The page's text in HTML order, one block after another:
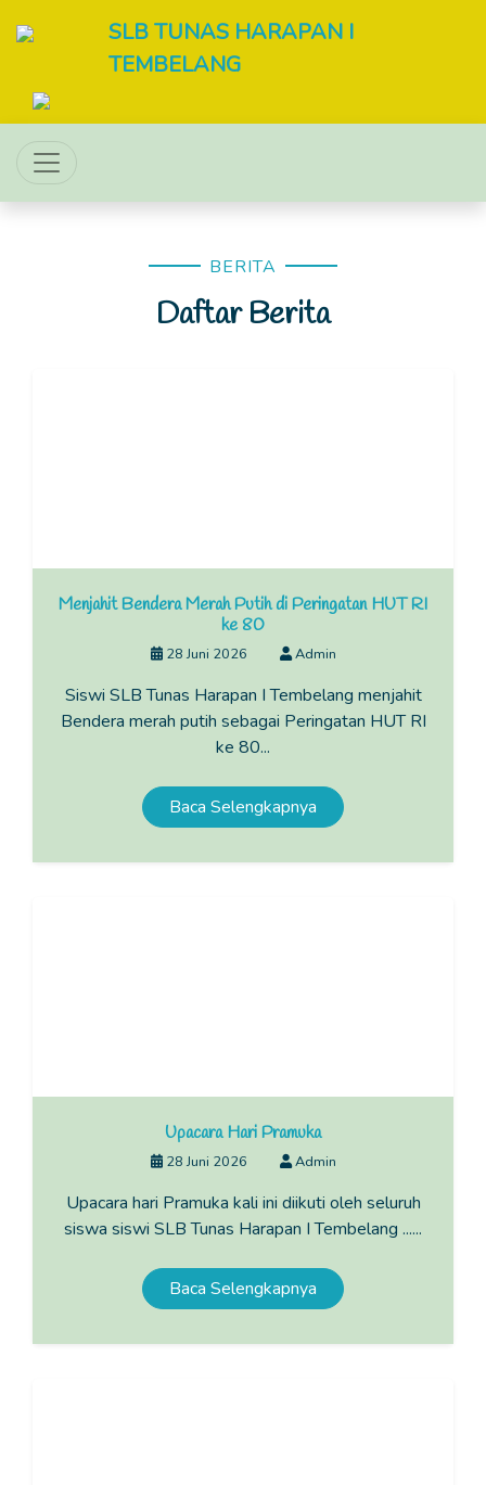
SLB TUNAS HARAPAN I
TEMBELANG
BERITA
Daftar Berita
Menjahit Bendera Merah Putih di Peringatan HUT RI
ke 80
28 Juni 2026 Admin
Siswi SLB Tunas Harapan I Tembelang menjahit
Bendera merah putih sebagai Peringatan HUT RI
ke 80...
Baca Selengkapnya
Upacara Hari Pramuka
28 Juni 2026 Admin
Upacara hari Pramuka kali ini diikuti oleh seluruh
siswa siswi SLB Tunas Harapan I Tembelang ......
Baca Selengkapnya